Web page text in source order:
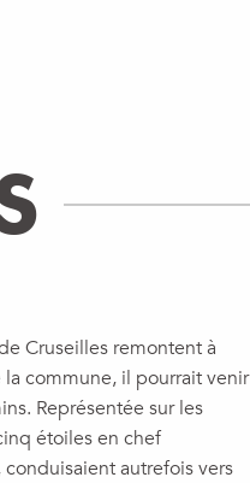
Cruseilles remontent à
la commune, il pourrait venir
Représentée sur les
étoiles en chef
autrefois vers